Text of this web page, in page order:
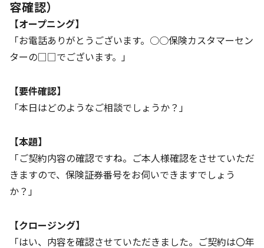
容確認）
【オープニング】
「お電話ありがとうございます。○○保険カスタマーセン
ターの□□でございます。」
【要件確認】
「本日はどのようなご相談でしょうか？」
【本題】
「ご契約内容の確認ですね。ご本人様確認をさせていただ
きますので、保険証券番号をお伺いできますでしょう
か？」
【クロージング】
「はい、内容を確認させていただきました。ご契約は〇年